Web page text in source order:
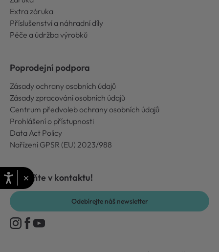
Extra záruka
Příslušenství a náhradní díly
Péče a údržba výrobků
Poprodejní podpora
Zásady ochrany osobních údajů
Zásady zpracování osobních údajů
Centrum předvoleb ochrany osobních údajů
Prohlášení o přístupnosti
Data Act Policy
Nařízení GPSR (EU) 2023/988
Zůstaňte v kontaktu!
Odebírejte náš newsletter
×